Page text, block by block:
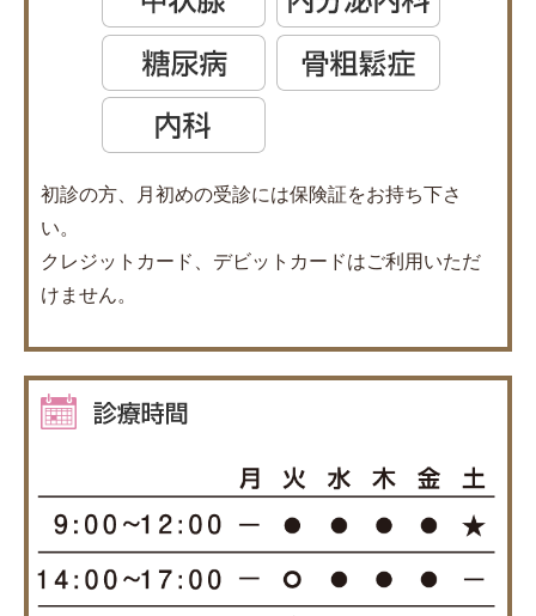
初診の方、月初めの受診には保険証をお持ち下さ
い。
クレジットカード、デビットカードはご利用いただ
けません。